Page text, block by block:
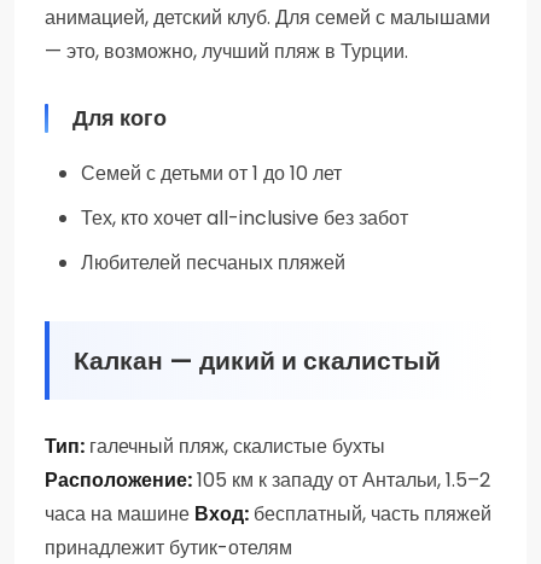
анимацией, детский клуб. Для семей с малышами
— это, возможно, лучший пляж в Турции.
Для кого
Семей с детьми от 1 до 10 лет
Тех, кто хочет all-inclusive без забот
Любителей песчаных пляжей
Калкан — дикий и скалистый
Тип: галечный пляж, скалистые бухты
Расположение:105 км к западу от Антальи, 1.5–2
часа на машине Вход: бесплатный, часть пляжей
принадлежит бутик-отелям